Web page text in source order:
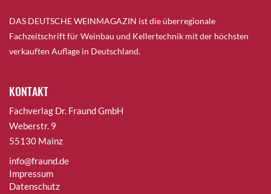
DAS DEUTSCHE WEINMAGAZIN ist die überregionale
Fachzeitschrift für Weinbau und Kellertechnik mit der höchsten
verkauften Auflage in Deutschland.
KONTAKT
Fachverlag Dr. Fraund GmbH
Weberstr. 9
55130 Mainz
info@fraund.de
Impressum
Datenschutz